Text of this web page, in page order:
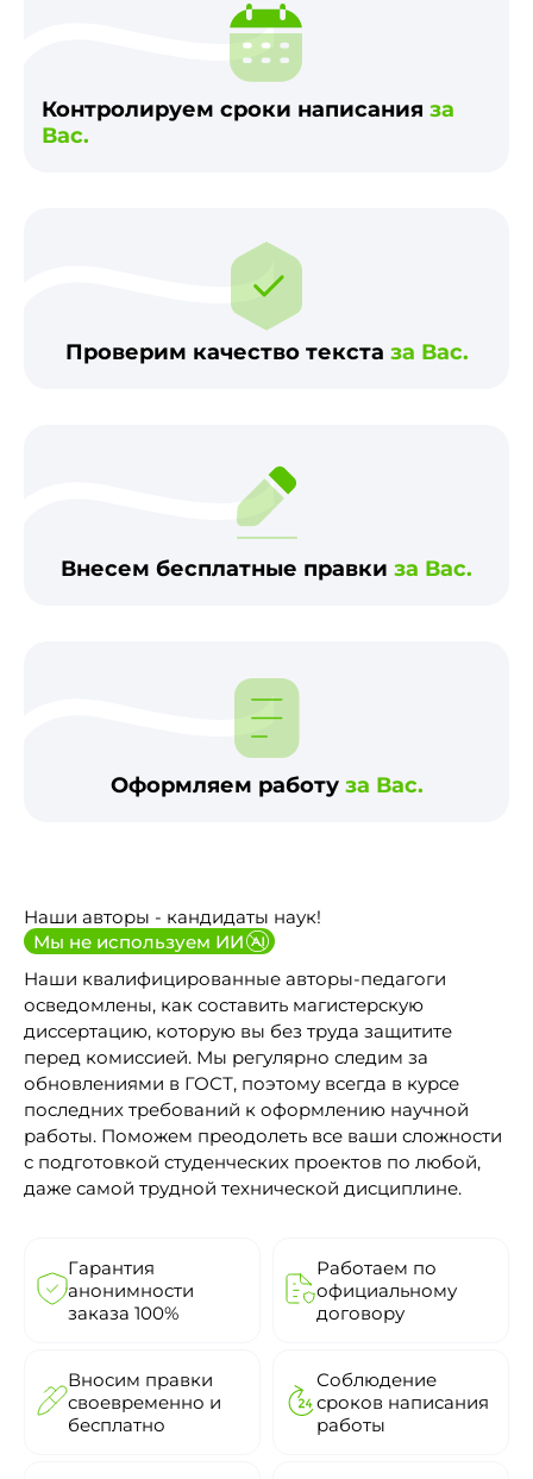
Контролируем сроки написания за
Вас.
Проверим качество текста за Вас.
Внесем бесплатные правки за Вас.
Оформляем работу за Вас.
Наши авторы - кандидаты наук!
Мы не используем ИИ
Наши квалифицированные авторы-педагоги
осведомлены, как составить магистерскую
диссертацию, которую вы без труда защитите
перед комиссией. Мы регулярно следим за
обновлениями в ГОСТ, поэтому всегда в курсе
последних требований к оформлению научной
работы. Поможем преодолеть все ваши сложности
с подготовкой студенческих проектов по любой,
даже самой трудной технической дисциплине.
Гарантия
анонимности
заказа 100%
Работаем по
официальному
договору
Вносим правки
своевременно и
бесплатно
Соблюдение
сроков написания
работы